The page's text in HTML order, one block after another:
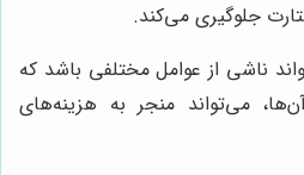
جلوگیری می‌کند.
ناشی از عوامل مختلفی باشد که
می‌تواند منجر به هزینه‌های